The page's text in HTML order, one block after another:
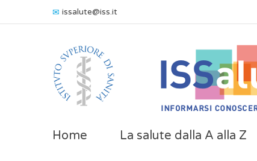
issalute@iss.it
Home La salute dalla A alla Z